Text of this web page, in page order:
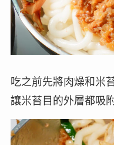
吃之前先將肉燥和米
讓米苔目的外層都吸